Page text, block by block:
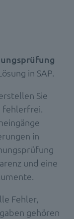
in SAP.
Sie
fehlerfrei.
in
und eine
Fehler,
gehören